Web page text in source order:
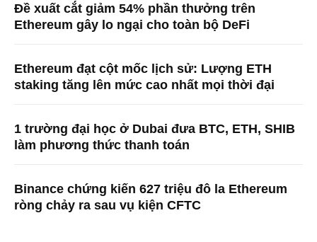
Đề xuất cắt giảm 54% phần thưởng trên
Ethereum gây lo ngại cho toàn bộ DeFi
Ethereum đạt cột mốc lịch sử: Lượng ETH
staking tăng lên mức cao nhất mọi thời đại
1 trường đại học ở Dubai đưa BTC, ETH, SHIB
làm phương thức thanh toán
Binance chứng kiến ​​627 triệu đô la Ethereum
ròng chảy ra sau vụ kiện CFTC